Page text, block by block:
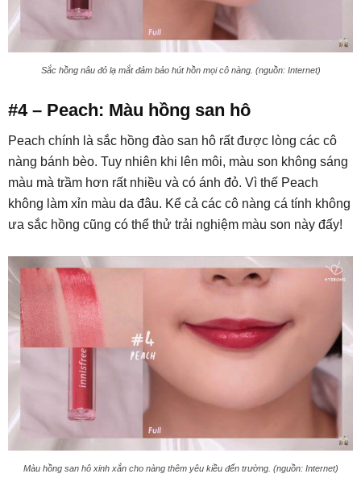
Sắc hồng nâu đỏ lạ mắt đảm bảo hút hồn mọi cô nàng. (nguồn: Internet)
#4 – Peach: Màu hồng san hô
Peach chính là sắc hồng đào san hô rất được lòng các cô
nàng bánh bèo. Tuy nhiên khi lên môi, màu son không sáng
màu mà trầm hơn rất nhiều và có ánh đỏ. Vì thế Peach
không làm xỉn màu da đâu. Kể cả các cô nàng cá tính không
ưa sắc hồng cũng có thể thử trải nghiệm màu son này đấy!
Màu hồng san hô xinh xắn cho nàng thêm yêu kiều đến trường. (nguồn: Internet)